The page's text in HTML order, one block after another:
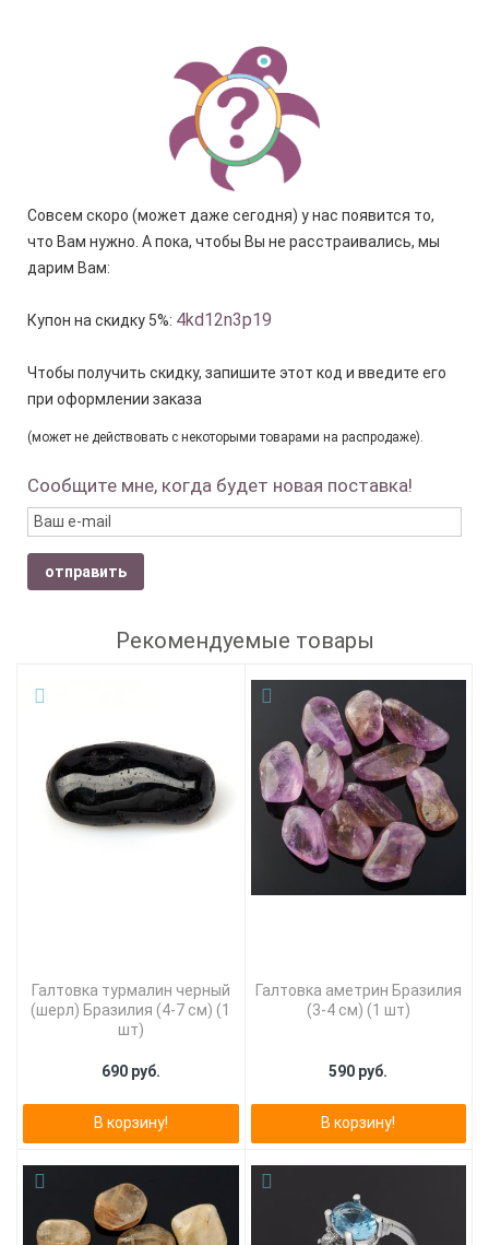
Совсем скоро (может даже сегодня) у нас появится то,
что Вам нужно. А пока, чтобы Вы не расстраивались, мы
дарим Вам:
Купон на скидку 5%: 4kd12n3p19
Чтобы получить скидку, запишите этот код и введите его
при оформлении заказа
(может не действовать с некоторыми товарами на распродаже).
Сообщите мне, когда будет новая поставка!
отправить
Рекомендуемые товары
Галтовка турмалин черный
(шерл) Бразилия (4-7 см) (1
шт)
690 руб.
В корзину!
Галтовка аметрин Бразилия
(3-4 см) (1 шт)
590 руб.
В корзину!